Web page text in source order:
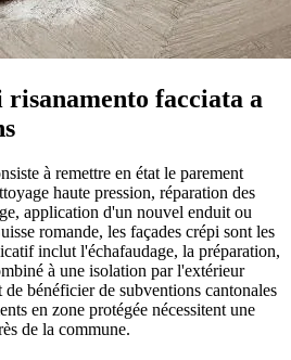
facciata a
à remettre en état le parement
haute pression, réparation des
application d'un nouvel enduit ou
romande, les façades crépi sont les
inclut l'échafaudage, la préparation,
à une isolation par l'extérieur
bénéficier de subventions cantonales
en zone protégée nécessitent une
de la commune.